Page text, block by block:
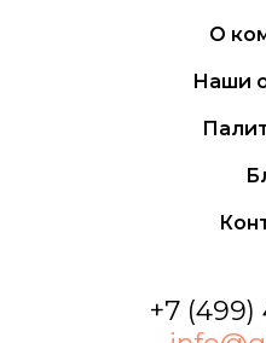
О
Наши
+7 (499)